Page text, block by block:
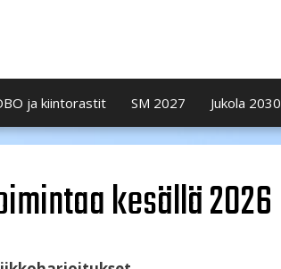
ja kiintorastit SM 2027 Jukola 2030
kesällä 2026